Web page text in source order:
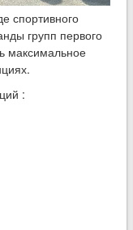
спортивного
групп первого
максимальное
: